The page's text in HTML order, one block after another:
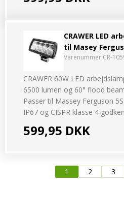
CRAWER LED
til Masey
Varenummer:CR-
CRAWER 60W LED
6500 lumen og 60° flood
Passer til Massey Ferguson
IP67 og CISPR klasse 4
599,95 DKK
1 2 3